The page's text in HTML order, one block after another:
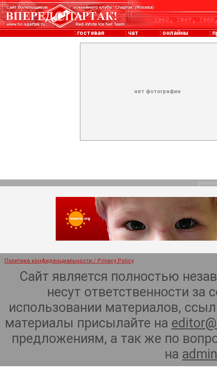
: гостевая : чат : онлайны :
нет фотографии
Политика конфиденциальности / Privacy Policy
Сайт является полностью
несут ответственности
использовании материалов,
материалы присылайте на
предложениям, а так же по
на